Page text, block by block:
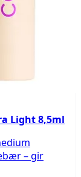
Light 8,5ml
– gir